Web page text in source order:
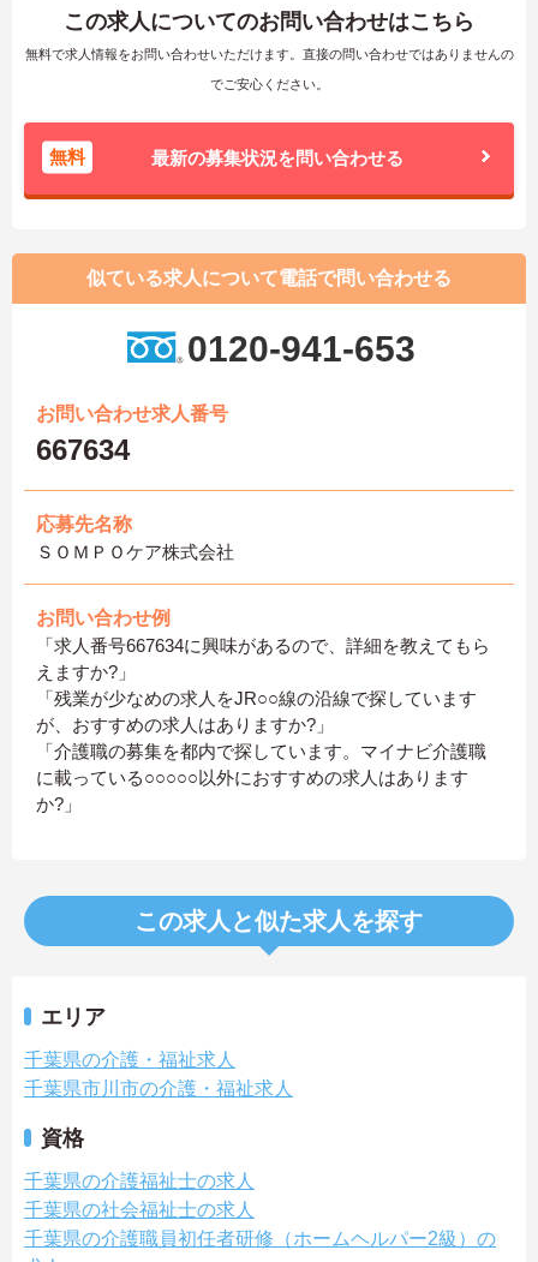
この求人についてのお問い合わせはこちら
無料で求人情報をお問い合わせいただけます。直接の問い合わせではありませんの
でご安心ください。
無料 最新の募集状況を問い合わせる
似ている求人について電話で問い合わせる
0120-941-653
お問い合わせ求人番号
667634
応募先名称
ＳＯＭＰＯケア株式会社
お問い合わせ例
「求人番号667634に興味があるので、詳細を教えてもら
えますか?」
「残業が少なめの求人をJR○○線の沿線で探しています
が、おすすめの求人はありますか?」
「介護職の募集を都内で探しています。マイナビ介護職
に載っている○○○○○以外におすすめの求人はあります
か?」
この求人と似た求人を探す
エリア
千葉県の介護・福祉求人
千葉県市川市の介護・福祉求人
資格
千葉県の介護福祉士の求人
千葉県の社会福祉士の求人
千葉県の介護職員初任者研修（ホームヘルパー2級）の